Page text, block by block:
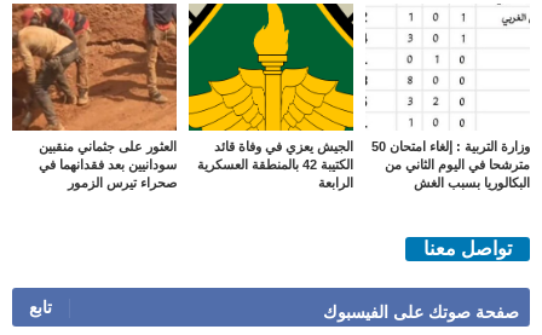
وزارة التربية : إلغاء امتحان 50
مترشحا في اليوم الثاني من
البكالوريا بسبب الغش
الجيش يعزي في وفاة قائد
الكتيبة 42 بالمنطقة العسكرية
الرابعة
العثور على جثماني منقبين
سودانيين بعد فقدانهما في
صحراء تيرس الزمور
تواصل معنا
صفحة صوتك على الفيسبوك تابع